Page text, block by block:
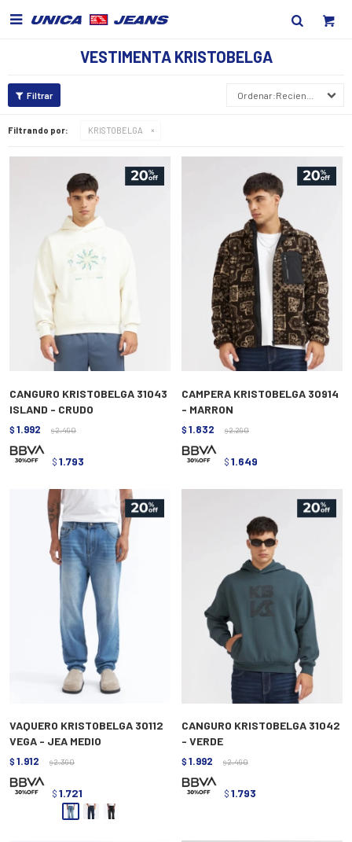

VESTIMENTA KRISTOBELGA
Recientes
Filtrando por: KRISTOBELGA
CANGURO KRISTOBELGA 31043
ISLAND - CRUDO
$ 1.992 $ 2.490
$ 1.793
CAMPERA KRISTOBELGA 30914
- MARRON
$ 1.832 $ 2.290
$ 1.649
VAQUERO KRISTOBELGA 30112
VEGA - JEA MEDIO
$ 1.912 $ 2.390
$ 1.721
CANGURO KRISTOBELGA 31042
- VERDE
$ 1.992 $ 2.490
$ 1.793